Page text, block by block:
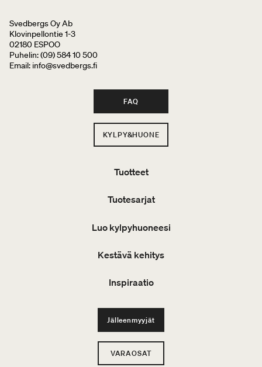
Svedbergs Oy Ab
Klovinpellontie 1-3
02180 ESPOO
Puhelin: (09) 584 10 500
Email: info@svedbergs.fi
FAQ
KYLPY&HUONE
Tuotteet
Tuotesarjat
Luo kylpyhuoneesi
Kestävä kehitys
Inspiraatio
Jälleenmyyjät
VARAOSAT